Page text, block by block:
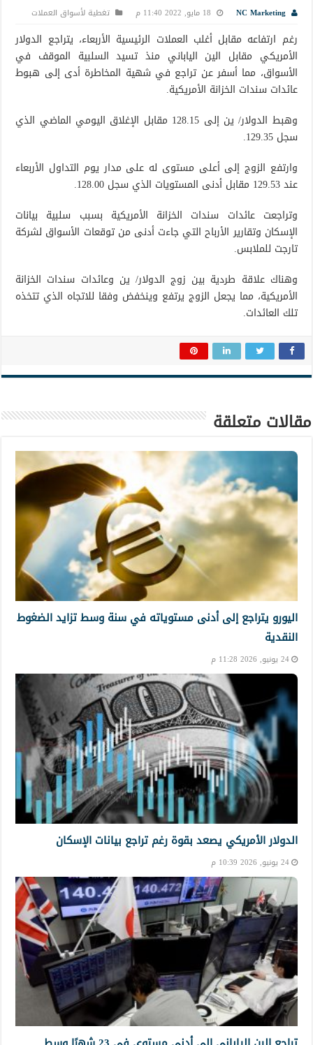
NC Marketing 18 مايو, 2022 11:40 م تغطية لأسواق العملات
رغم ارتفاعه مقابل أغلب العملات الرئيسية الأربعاء، يتراجع الدولار
الأمريكي مقابل الين الياباني منذ تسيد السلبية الموقف في
الأسواق، مما أسفر عن تراجع في شهية المخاطرة أدى إلى هبوط
عائدات سندات الخزانة الأمريكية.
وهبط الدولار/ ين إلى 128.15 مقابل الإغلاق اليومي الماضي الذي
سجل 129.35.
وارتفع الزوج إلى أعلى مستوى له على مدار يوم التداول الأربعاء
عند 129.53 مقابل أدنى المستويات الذي سجل 128.00.
وتراجعت عائدات سندات الخزانة الأمريكية بسبب سلبية بيانات
الإسكان وتقارير الأرباح التي جاءت أدنى من توقعات الأسواق لشركة
تارجت للملابس.
وهناك علاقة طردية بين زوج الدولار/ ين وعائدات سندات الخزانة
الأمريكية، مما يجعل الزوج يرتفع وينخفض وفقا للاتجاه الذي تتخذه
تلك العائدات.
مقالات متعلقة
اليورو يتراجع إلى أدنى مستوياته في سنة وسط تزايد الضغوط
النقدية
24 يونيو, 2026 11:28 م
الدولار الأمريكي يصعد بقوة رغم تراجع بيانات الإسكان
24 يونيو, 2026 10:39 م